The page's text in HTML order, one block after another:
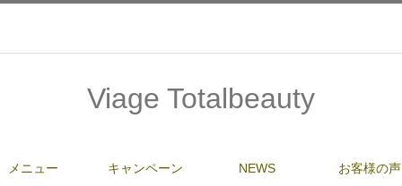
Viage Totalbeauty
メニュー キャンペーン NEWS お客様の声